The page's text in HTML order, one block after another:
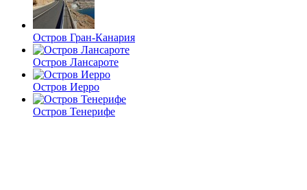
Остров Гран-Канария
Остров Лансароте
Остров Иерро
Остров Тенерифе